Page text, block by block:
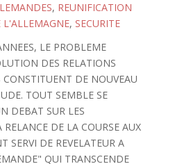
, REUNIFICATION
L'ALLEMAGNE, SECURITE
LE PROBLEME
DES RELATIONS
DE NOUVEAU
TOUT SEMBLE SE
DEBAT SUR LES
RELANCE DE LA COURSE AUX
SERVI DE REVELATEUR A
QUI TRANSCENDE